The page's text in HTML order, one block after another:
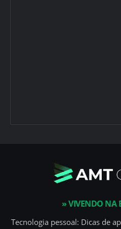
» VIVENDO NA
Tecnologia pessoal: Dicas de